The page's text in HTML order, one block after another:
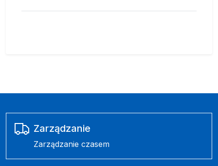
Zarządzanie
Zarządzanie czasem